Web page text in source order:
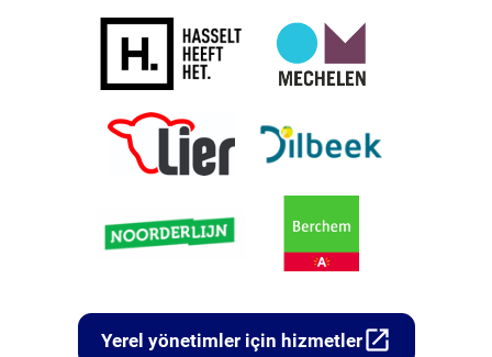
Yerel yönetimler için hizmetleropen_in_new